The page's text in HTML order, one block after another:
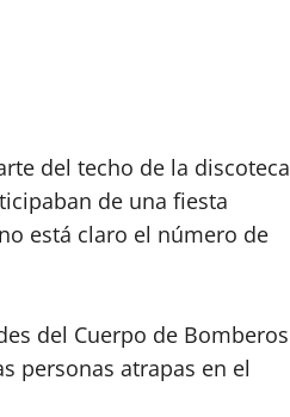
del techo de la discoteca
de una fiesta
está claro el número de
del Cuerpo de Bomberos
personas atrapas en el